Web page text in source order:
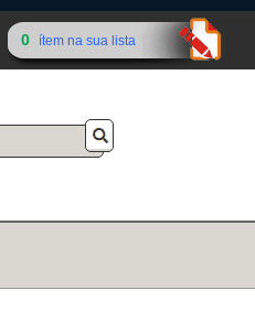
0 ítem na sua lista